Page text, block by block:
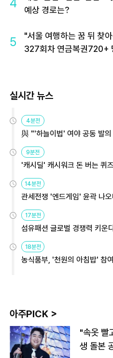
4
예상 경로는?
5
"서울 여행하는 꿈 뒤 찾
327회차 연금복권720+
실시간 뉴스
4분전
與 "'하늘이법' 여야 공동 발
9분전
'캐시딜' 캐시워크 돈 버는 퀴
14분전
관세전쟁 '엔드게임' 윤곽 나
17분전
섬유패션 글로벌 경쟁력 키
18분전
농식품부, '천원의 아침밥' 참
아주PICK >
"속옷 빨
생 돌본